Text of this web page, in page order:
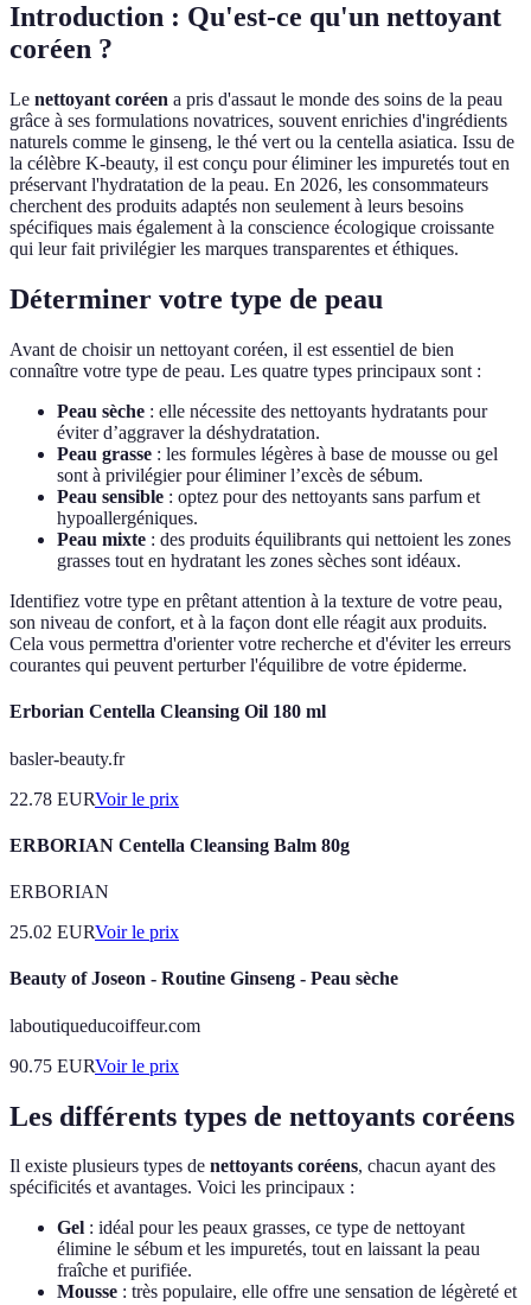
Introduction : Qu'est-ce qu'un nettoyant
coréen ?
Le nettoyant coréen a pris d'assaut le monde des soins de la peau
grâce à ses formulations novatrices, souvent enrichies d'ingrédients
naturels comme le ginseng, le thé vert ou la centella asiatica. Issu de
la célèbre K-beauty, il est conçu pour éliminer les impuretés tout en
préservant l'hydratation de la peau. En 2026, les consommateurs
cherchent des produits adaptés non seulement à leurs besoins
spécifiques mais également à la conscience écologique croissante
qui leur fait privilégier les marques transparentes et éthiques.
Déterminer votre type de peau
Avant de choisir un nettoyant coréen, il est essentiel de bien
connaître votre type de peau. Les quatre types principaux sont :
Peau sèche : elle nécessite des nettoyants hydratants pour
éviter d’aggraver la déshydratation.
Peau grasse : les formules légères à base de mousse ou gel
sont à privilégier pour éliminer l’excès de sébum.
Peau sensible : optez pour des nettoyants sans parfum et
hypoallergéniques.
Peau mixte : des produits équilibrants qui nettoient les zones
grasses tout en hydratant les zones sèches sont idéaux.
Identifiez votre type en prêtant attention à la texture de votre peau,
son niveau de confort, et à la façon dont elle réagit aux produits.
Cela vous permettra d'orienter votre recherche et d'éviter les erreurs
courantes qui peuvent perturber l'équilibre de votre épiderme.
Erborian Centella Cleansing Oil 180 ml
basler-beauty.fr
22.78 EURVoir le prix
ERBORIAN Centella Cleansing Balm 80g
ERBORIAN
25.02 EURVoir le prix
Beauty of Joseon - Routine Ginseng - Peau sèche
laboutiqueducoiffeur.com
90.75 EURVoir le prix
Les différents types de nettoyants coréens
Il existe plusieurs types de nettoyants coréens, chacun ayant des
spécificités et avantages. Voici les principaux :
Gel : idéal pour les peaux grasses, ce type de nettoyant
élimine le sébum et les impuretés, tout en laissant la peau
fraîche et purifiée.
Mousse : très populaire, elle offre une sensation de légèreté et